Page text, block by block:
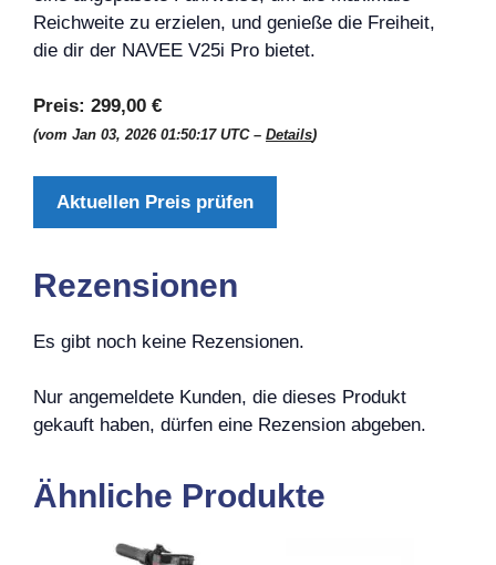
Reichweite zu erzielen, und genieße die Freiheit,
die dir der NAVEE V25i Pro bietet.
Preis: 299,00 €
(vom Jan 03, 2026 01:50:17 UTC – Details)
Aktuellen Preis prüfen
Rezensionen
Es gibt noch keine Rezensionen.
Nur angemeldete Kunden, die dieses Produkt
gekauft haben, dürfen eine Rezension abgeben.
Ähnliche Produkte